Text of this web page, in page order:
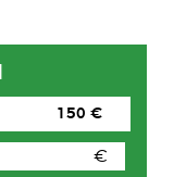
150 €
€